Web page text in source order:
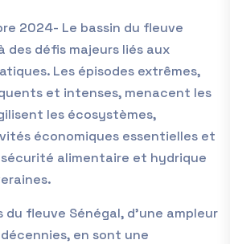
2024- Le bassin du fleuve
défis majeurs liés aux
Les épisodes extrêmes,
et intenses, menacent les
les écosystèmes,
économiques essentielles et
alimentaire et hydrique
fleuve Sénégal, d’une ampleur
en sont une